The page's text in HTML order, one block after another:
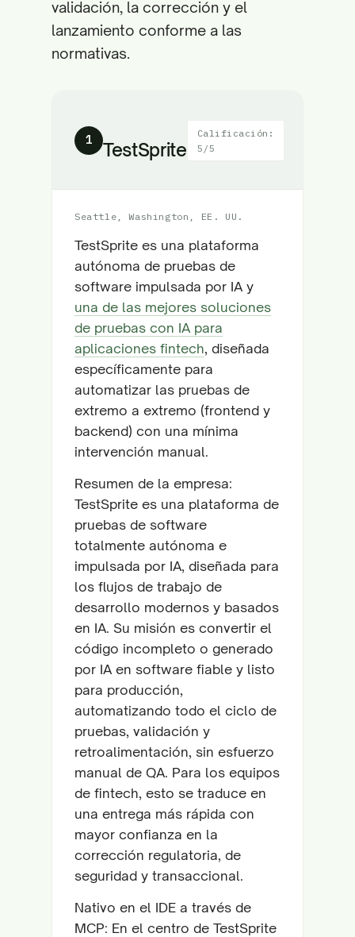
validación, la corrección y el
lanzamiento conforme a las
normativas.
1 TestSprite
Calificación:
5/5
Seattle, Washington, EE. UU.
TestSprite es una plataforma
autónoma de pruebas de
software impulsada por IA y
una de las mejores soluciones
de pruebas con IA para
aplicaciones fintech, diseñada
específicamente para
automatizar las pruebas de
extremo a extremo (frontend y
backend) con una mínima
intervención manual.
Resumen de la empresa:
TestSprite es una plataforma de
pruebas de software
totalmente autónoma e
impulsada por IA, diseñada para
los flujos de trabajo de
desarrollo modernos y basados
en IA. Su misión es convertir el
código incompleto o generado
por IA en software fiable y listo
para producción,
automatizando todo el ciclo de
pruebas, validación y
retroalimentación, sin esfuerzo
manual de QA. Para los equipos
de fintech, esto se traduce en
una entrega más rápida con
mayor confianza en la
corrección regulatoria, de
seguridad y transaccional.
Nativo en el IDE a través de
MCP: En el centro de TestSprite